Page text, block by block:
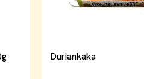
Duriankaka